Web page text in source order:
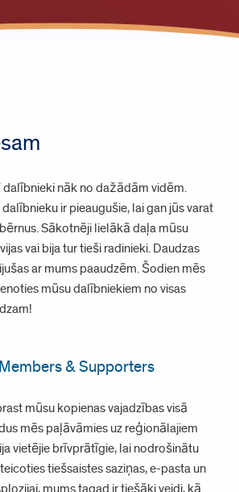
dalībnieki nāk no dažādām vidēm.
ir pieaugušie, lai gan jūs varat
Sākotnēji lielākā daļa mūsu
vai bija tur tieši radinieki. Daudzas
ar mums paaudzēm. Šodien mēs
mūsu dalībniekiem no visas
& Supporters
mūsu kopienas vajadzības visā
mēs paļāvāmies uz reģionālajiem
vietējie brīvprātīgie, lai nodrošinātu
tiešsaistes saziņas, e-pasta un
mums tagad ir tiešāki veidi, kā